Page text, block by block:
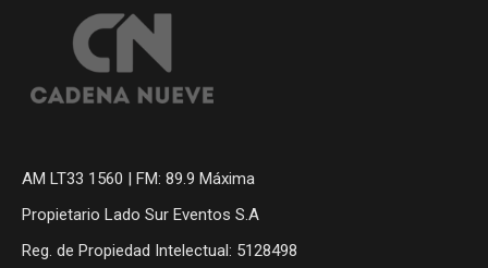
AM LT33 1560 | FM: 89.9 Máxima
Propietario Lado Sur Eventos S.A
Reg. de Propiedad Intelectual: 5128498